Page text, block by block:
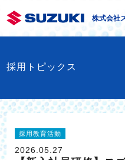
株式会社
採用トピックス
採用教育活動
2026.05.27